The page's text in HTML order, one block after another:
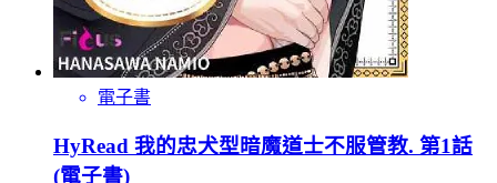
電子書
HyRead 我的忠犬型暗魔道士不服管教. 第1話
(電子書)